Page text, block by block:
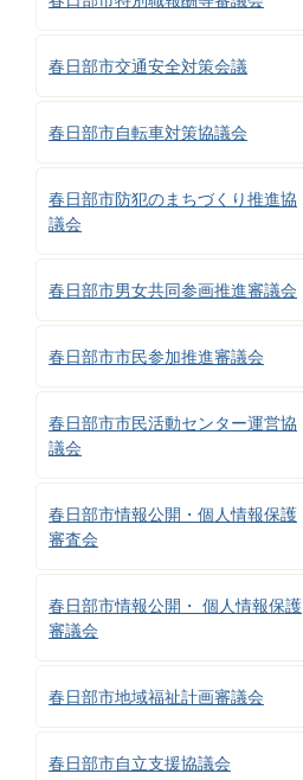
春日部市交通安全対策会議
春日部市自転車対策協議会
春日部市防犯のまちづくり推進協
議会
春日部市男女共同参画推進審議会
春日部市市民参加推進審議会
春日部市市民活動センター運営協
議会
春日部市情報公開・個人情報保護
審査会
春日部市情報公開・ 個人情報保護
審議会
春日部市地域福祉計画審議会
春日部市自立支援協議会